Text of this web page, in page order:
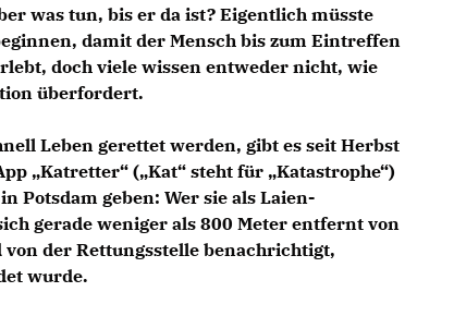
was tun, bis er da ist? Eigentlich müsste
damit der Mensch bis zum Eintreffen
doch viele wissen entweder nicht, wie
überfordert.
Leben gerettet werden, gibt es seit Herbst
„Katretter“ („Kat“ steht für „Katastrophe“)
Potsdam geben: Wer sie als Laien-
gerade weniger als 800 Meter entfernt von
der Rettungsstelle benachrichtigt,
wurde.